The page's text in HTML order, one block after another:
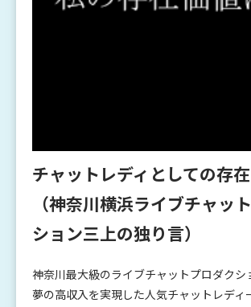
チャットレディとしての存
（神奈川横浜ライブチャッ
ション三上の独り言）
神奈川最大級のライブチャットプロダクシ
夢の高収入を実現した人気チャットレディ